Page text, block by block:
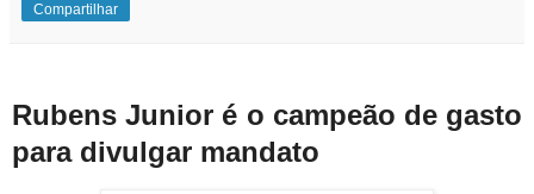
Compartilhar
Rubens Junior é o campeão de gasto
para divulgar mandato